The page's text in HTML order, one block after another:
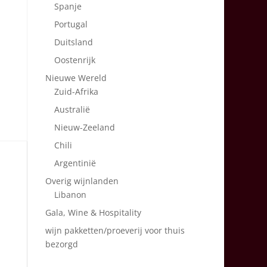
Spanje
Portugal
Duitsland
Oostenrijk
Nieuwe Wereld
Zuid-Afrika
Australië
Nieuw-Zeeland
Chili
Argentinië
Overig wijnlanden
Libanon
Gala, Wine & Hospitality
wijn pakketten/proeverij voor thuis
bezorgd